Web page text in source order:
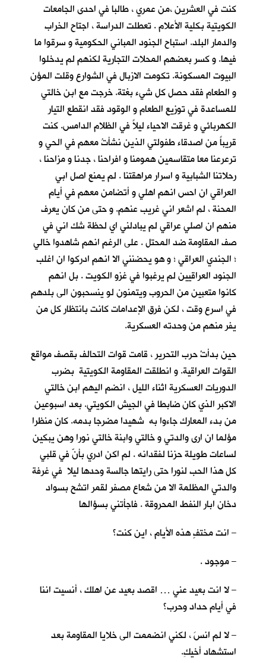
كنت في العشرين ،من عمري ، طالبا في احدى الجامعات
الكويتية بكلية الأعلام . تعطلت الدراسة ، اجتاح الخراب
والدمار البلد. استباح الجنود المباني الحكومية و سرقوا ما
فيها. و كسر بعضهم المحلات التجارية لكنهم لم يدخلوا
البيوت المسكونة. تكومت الازبال في الشوارع وقلت المؤن
و الطعام فقد حصل كل شيء بغتة. خرجت مع ابن خالتي
للمساعدة في توزيع الطعام و الوقود فقد انقطع التيار
الكهربائي و غرقت الاحياء ليلاً في الظلام الدامس. كنت
قريباً من اصدقاء طفولتي الذين نشأتُ معهم في الحي و
ترعرعنا معا متقاسمين همومنا و افراحنا ، جدنا و مزاحنا ،
رحلاتنا الشبابية و اسرار مراهقتنا . لم يمنع اصل ابي
العراقي ان احس انهم اهلي و أتضامن معهم في أيام
المحنة ، لم اشعر اني غريب عنهم. و حتى من كان يعرف
منهم ان اصلي عراقي لم يبادلني اي لحظة شك اني في
صف المقاومة ضد المحتل . على الرغم انهم شاهدوا خالي
؛ الجندي العراقي ؛ و هو يحضنني الا انهم ادركوا ان اغلب
الجنود العراقيين لم يرغبوا في غزو الكويت . بل انهم
كانوا متعبين من الحروب ويتمنون لو ينسحبون الى بلدهم
في اسرع وقت ، لكن فرق الإعدامات كانت بانتظار كل من
يفر منهم من وحدته العسكرية.
حين بدأتْ حرب التحرير ، قامت قوات التحالف بقصف مواقع
القوات العراقية. و انطلقت المقاومة الكويتية بضرب
الدوريات العسكرية اثناء الليل ، انضم اليهم ابن خالتي
الاكبر الذي كان ضابطا في الجيش الكويتي. بعد اسبوعين
من بدء المعارك جاءوا به شهيدا مضرجا بدمه. كان منظرا
مؤلما ان ارى والدتي و خالتي وابنة خالتي نورا وهن يبكين
لساعات طويلة حزنا لفقدانه . لم اكن ادري بأنّ في قلبي
كل هذا الحب لنورا حتى رايتها جالسة وحدها ليلا في غرفة
والدتي المظلمة الا من شعاع مصفر لقمر اتشح بسواد
دخان ابار النفط المحروقة . فاجأتني بسؤالها
– انت مختفٍ هذه الأيام ، اين كنت؟
– موجود .
– لا انت بعيد عني … اقصد بعيد عن اهلك ، أنسيت اننا
في أيام حداد وحرب؟
– لا لم انسَ ، لكني انضممت الى خلايا المقاومة بعد
استشهاد أخيكِ.